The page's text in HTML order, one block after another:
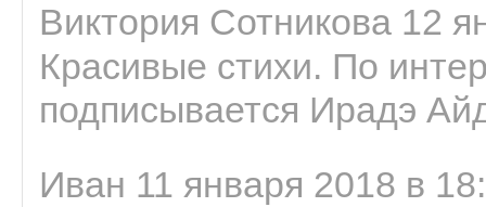
Виктория Сотникова 12
Красивые стихи. По
подписывается Ирадэ
Иван 11 января 2018 в